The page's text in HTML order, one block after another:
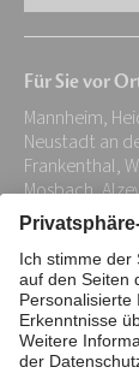
Adresse:
*
Für Sie vor
Mannheim,
Neustadt an
Frankenthal,
Mosbach,
König
Impressum
Interne